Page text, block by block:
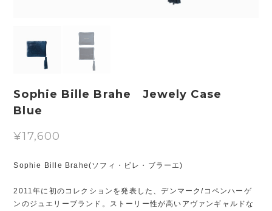
Sophie Bille Brahe Jewely Case
Blue
¥17,600
Sophie Bille Brahe(ソフィ・ビレ・ブラーエ)
2011年に初のコレクションを発表した、デンマーク/コペンハーゲ
ンのジュエリーブランド。ストーリー性が高いアヴァンギャルドな